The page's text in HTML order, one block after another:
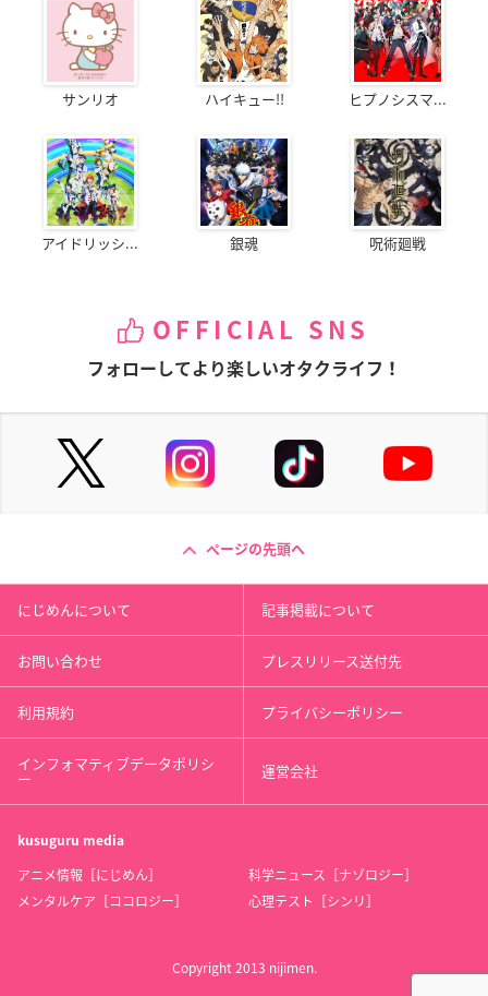
サンリオ ハイキュー!! ヒプノシスマ...
アイドリッシ... 銀魂 呪術廻戦
OFFICIAL SNS
フォローしてより楽しいオタクライフ！
ページの先頭へ
にじめんについて 記事掲載について
お問い合わせ プレスリリース送付先
利用規約 プライバシーポリシー
インフォマティブデータポリシ
ー 運営会社
kusuguru media
アニメ情報［にじめん］
科学ニュース［ナゾロジー］
メンタルケア［ココロジー］
心理テスト［シンリ］
Copyright 2013 nijimen.